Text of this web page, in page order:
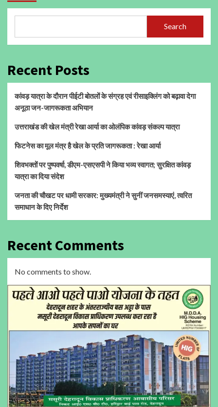
Search
Recent Posts
कांवड़ यात्रा के दौरान पीईटी बोतलों के संग्रह एवं रीसाइक्लिंग को बढ़ावा देगा
अनूठा जन-जागरूकता अभियान
उत्तराखंड की खेल मंत्री रेखा आर्या का ओलंपिक कांवड़ संकल्प यात्रा
फिटनेस का मूल मंत्र है खेल के प्रति जागरूकता : रेखा आर्या
शिवभक्तों पर पुष्पवर्षा, डीएम-एसएसपी ने किया भव्य स्वागत; सुरक्षित कांवड़
यात्रा का दिया संदेश
जनता की चौखट पर धामी सरकार: मुख्यमंत्री ने सुनीं जनसमस्याएं, त्वरित
समाधान के दिए निर्देश
Recent Comments
No comments to show.